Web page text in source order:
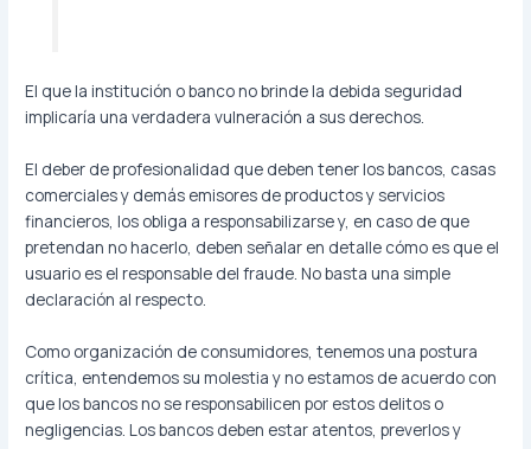
El que la institución o banco no brinde la debida seguridad
implicaría una verdadera vulneración a sus derechos.
El deber de profesionalidad que deben tener los bancos, casas
comerciales y demás emisores de productos y servicios
financieros, los obliga a responsabilizarse y, en caso de que
pretendan no hacerlo, deben señalar en detalle cómo es que el
usuario es el responsable del fraude. No basta una simple
declaración al respecto.
Como organización de consumidores, tenemos una postura
crítica, entendemos su molestia y no estamos de acuerdo con
que los bancos no se responsabilicen por estos delitos o
negligencias. Los bancos deben estar atentos, preverlos y